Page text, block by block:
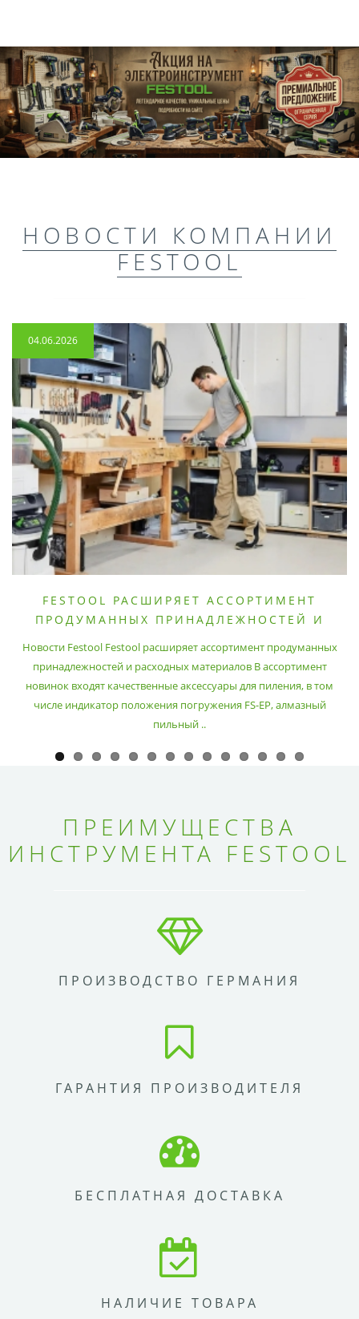
НОВОСТИ КОМПАНИИ
FESTOOL
04.06.2026
FESTOOL РАСШИРЯЕТ АССОРТИМЕНТ
ПРОДУМАННЫХ ПРИНАДЛЕЖНОСТЕЙ И
Новости Festool Festool расширяет ассортимент продуманных
принадлежностей и расходных материалов В ассортимент
новинок входят качественные аксессуары для пиления, в том
числе индикатор положения погружения FS-EP, алмазный
пильный ..
ПРЕИМУЩЕСТВА
ИНСТРУМЕНТА FESTOOL
ПРОИЗВОДСТВО ГЕРМАНИЯ
ГАРАНТИЯ ПРОИЗВОДИТЕЛЯ
БЕСПЛАТНАЯ ДОСТАВКА
НАЛИЧИЕ ТОВАРА